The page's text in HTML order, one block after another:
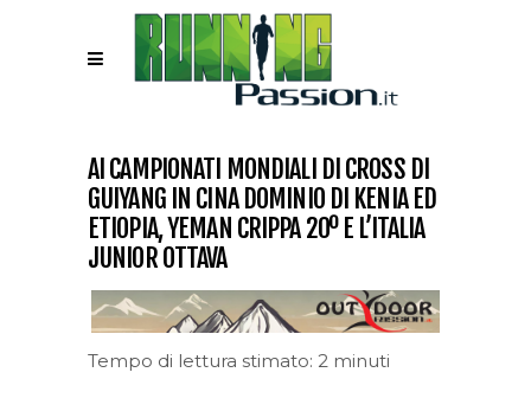
AI CAMPIONATI MONDIALI DI CROSS DI
GUIYANG IN CINA DOMINIO DI KENIA ED
ETIOPIA, YEMAN CRIPPA 20º E L’ITALIA
JUNIOR OTTAVA
Tempo di lettura stimato: 2 minuti